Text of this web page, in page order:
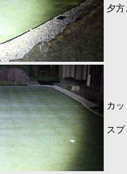
夕方
カ
スプ